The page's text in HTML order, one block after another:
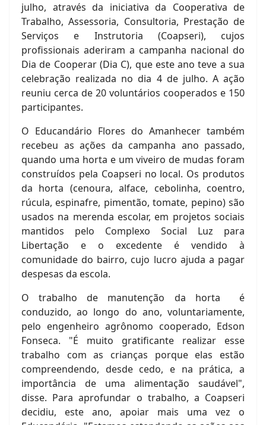
julho, através da iniciativa da Cooperativa de
Trabalho, Assessoria, Consultoria, Prestação de
Serviços e Instrutoria (Coapseri), cujos
profissionais aderiram a campanha nacional do
Dia de Cooperar (Dia C), que este ano teve a sua
celebração realizada no dia 4 de julho. A ação
reuniu cerca de 20 voluntários cooperados e 150
participantes.
O Educandário Flores do Amanhecer também
recebeu as ações da campanha ano passado,
quando uma horta e um viveiro de mudas foram
construídos pela Coapseri no local. Os produtos
da horta (cenoura, alface, cebolinha, coentro,
rúcula, espinafre, pimentão, tomate, pepino) são
usados na merenda escolar, em projetos sociais
mantidos pelo Complexo Social Luz para
Libertação e o excedente é vendido à
comunidade do bairro, cujo lucro ajuda a pagar
despesas da escola.
O trabalho de manutenção da horta é
conduzido, ao longo do ano, voluntariamente,
pelo engenheiro agrônomo cooperado, Edson
Fonseca. "É muito gratificante realizar esse
trabalho com as crianças porque elas estão
compreendendo, desde cedo, e na prática, a
importância de uma alimentação saudável",
disse. Para aprofundar o trabalho, a Coapseri
decidiu, este ano, apoiar mais uma vez o